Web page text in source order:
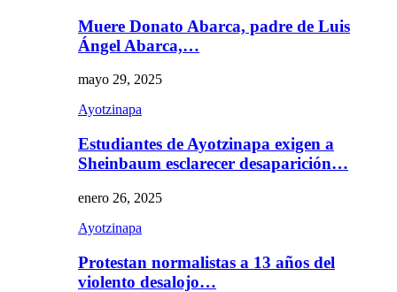
Muere Donato Abarca, padre de Luis
Ángel Abarca,…
mayo 29, 2025
Ayotzinapa
Estudiantes de Ayotzinapa exigen a
Sheinbaum esclarecer desaparición…
enero 26, 2025
Ayotzinapa
Protestan normalistas a 13 años del
violento desalojo…